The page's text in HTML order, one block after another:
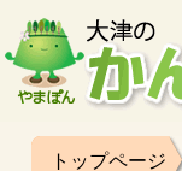
トップページ